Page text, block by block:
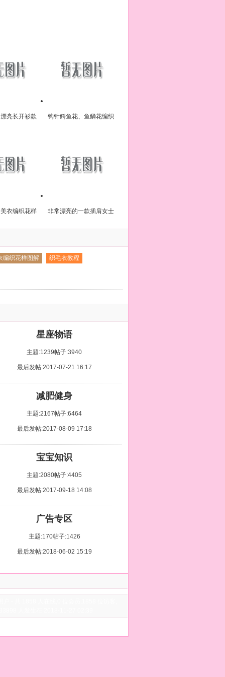
亮长开衫款
钩针鳄鱼花、鱼鳞花编织
衣编织花样
非常漂亮的一款插肩女士
编织花样图解
织毛衣教程
星座物语
主题:1239帖子:3940
最后发帖:2017-07-21 16:17
减肥健身
主题:2167帖子:6464
最后发帖:2017-08-09 17:18
宝宝知识
主题:2080帖子:4405
最后发帖:2017-09-18 14:08
广告专区
主题:170帖子:1426
最后发帖:2018-06-02 15:19